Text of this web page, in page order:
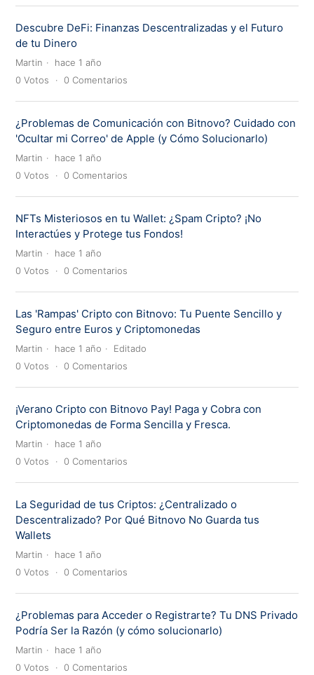
Descubre DeFi: Finanzas Descentralizadas y el Futuro
de tu Dinero
Martin
hace 1 año
0 Votos 0 Comentarios
¿Problemas de Comunicación con Bitnovo? Cuidado con
'Ocultar mi Correo' de Apple (y Cómo Solucionarlo)
Martin
hace 1 año
0 Votos 0 Comentarios
NFTs Misteriosos en tu Wallet: ¿Spam Cripto? ¡No
Interactúes y Protege tus Fondos!
Martin
hace 1 año
0 Votos 0 Comentarios
Las 'Rampas' Cripto con Bitnovo: Tu Puente Sencillo y
Seguro entre Euros y Criptomonedas
Martin hace 1 año
Editado
0 Votos 0 Comentarios
¡Verano Cripto con Bitnovo Pay! Paga y Cobra con
Criptomonedas de Forma Sencilla y Fresca.
Martin
hace 1 año
0 Votos 0 Comentarios
La Seguridad de tus Criptos: ¿Centralizado o
Descentralizado? Por Qué Bitnovo No Guarda tus
Wallets
Martin
hace 1 año
0 Votos 0 Comentarios
¿Problemas para Acceder o Registrarte? Tu DNS Privado
Podría Ser la Razón (y cómo solucionarlo)
Martin
hace 1 año
0 Votos 0 Comentarios